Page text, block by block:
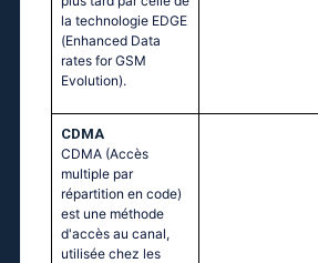
la technologie EDGE
(Enhanced Data
rates for GSM
Evolution).
CDMA
CDMA (Accès
multiple par
répartition en code)
est une méthode
d'accès au canal,
utilisée chez les